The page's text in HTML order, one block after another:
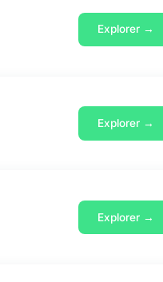
Explorer →
Explorer →
Explorer →